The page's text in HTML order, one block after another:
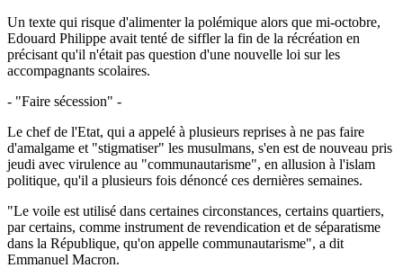
Un texte qui risque d'alimenter la polémique alors que mi-octobre,
Edouard Philippe avait tenté de siffler la fin de la récréation en
précisant qu'il n'était pas question d'une nouvelle loi sur les
accompagnants scolaires.
- "Faire sécession" -
Le chef de l'Etat, qui a appelé à plusieurs reprises à ne pas faire
d'amalgame et "stigmatiser" les musulmans, s'en est de nouveau pris
jeudi avec virulence au "communautarisme", en allusion à l'islam
politique, qu'il a plusieurs fois dénoncé ces dernières semaines.
"Le voile est utilisé dans certaines circonstances, certains quartiers,
par certains, comme instrument de revendication et de séparatisme
dans la République, qu'on appelle communautarisme", a dit
Emmanuel Macron.